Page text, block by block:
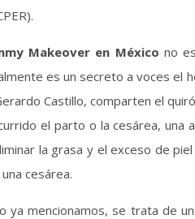
Makeover en México no
es un secreto a voces el
Castillo, comparten el
el parto o la cesárea, una
la grasa y el exceso de
cesárea.
ya mencionamos, se trata de